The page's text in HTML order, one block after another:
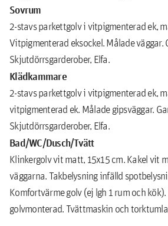
Sovrum
2-stavs parkettgolv i vitpigmenterad ek,
Vitpigmenterad eksockel. Målade väggar.
Skjutdörrsgarderober, Elfa.
Klädkammare
2-stavs parkettgolv i vitpigmenterad ek,
vitpigmenterad ek. Målade gipsväggar.
Skjutdörrsgarderober, Elfa.
Bad/WC/Dusch/Tvätt
Klinkergolv vit matt, 15x15 cm. Kakel vit
väggarna. Takbelysning infälld
Komfortvärme golv (ej lgh 1 rum och
golvmonterad. Tvättmaskin och